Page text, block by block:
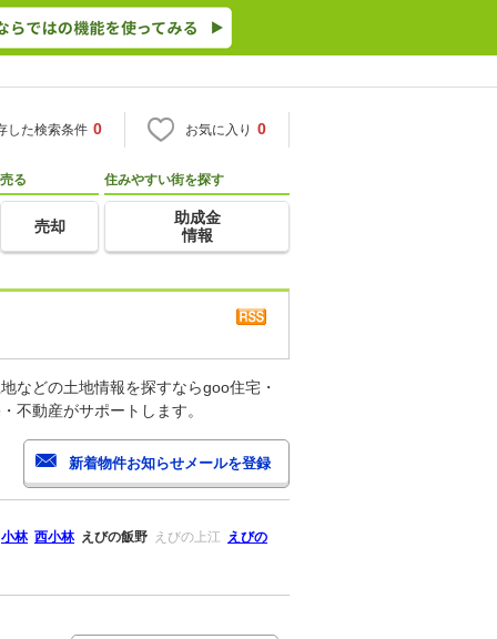
した検索条件 0 お気に入り 0
売る
売却
住みやすい街を探す
助成金
情報
などの土地情報を探すならgoo住宅・
不動産がサポートします。
小林 西小林 えびの飯野 えびの上江 えびの